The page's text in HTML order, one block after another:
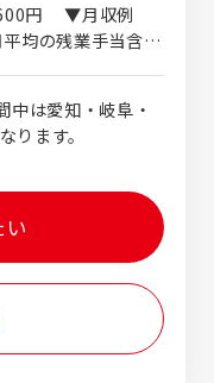
材、家電などの業
経験 ・企業の物流
営業、食品営業、
ご経験 ・コンサル
収例
均の残業手当含
は愛知・岐阜・
ります。